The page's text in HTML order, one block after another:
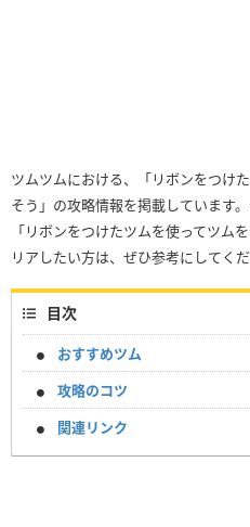
ツムツムにおける、「リボンをつけ
そう」の攻略情報を掲載しています
「リボンをつけたツムを使ってツム
リアしたい方は、ぜひ参考にしてくだ
目次
おすすめツム
攻略のコツ
関連リンク